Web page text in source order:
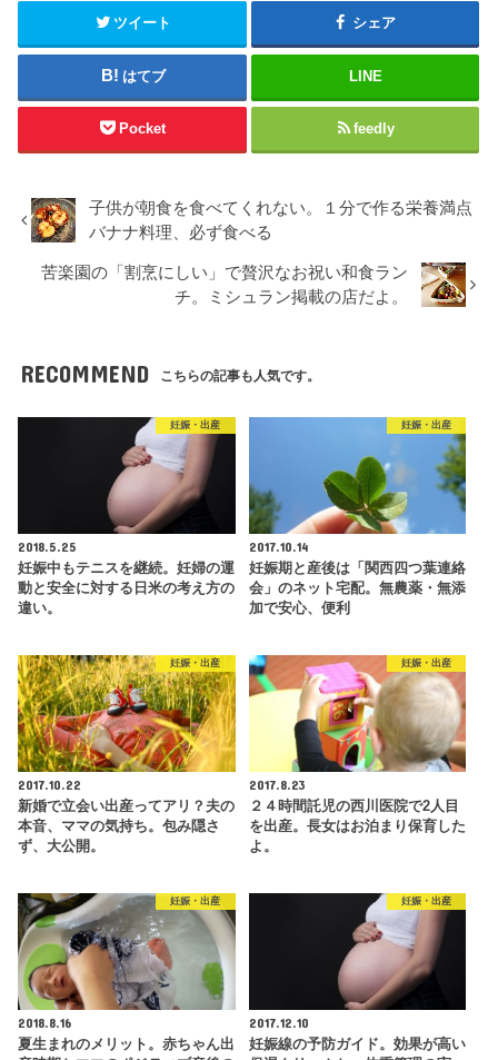
ツイート シェア
はてブ LINE
Pocket feedly
子供が朝食を食べてくれない。１分で作る栄養満点
バナナ料理、必ず食べる
苦楽園の「割烹にしい」で贅沢なお祝い和食ラン
チ。ミシュラン掲載の店だよ。
RECOMMEND こちらの記事も人気です。
妊娠・出産
2018.5.25
妊娠中もテニスを継続。妊婦の運
動と安全に対する日米の考え方の
違い。
妊娠・出産
2017.10.14
妊娠期と産後は「関西四つ葉連絡
会」のネット宅配。無農薬・無添
加で安心、便利
妊娠・出産
2017.10.22
新婚で立会い出産ってアリ？夫の
本音、ママの気持ち。包み隠さ
ず、大公開。
妊娠・出産
2017.8.23
２４時間託児の西川医院で2人目
を出産。長女はお泊まり保育した
よ。
妊娠・出産
2018.8.16
夏生まれのメリット。赤ちゃん出
妊娠・出産
2017.12.10
妊娠線の予防ガイド。効果が高い